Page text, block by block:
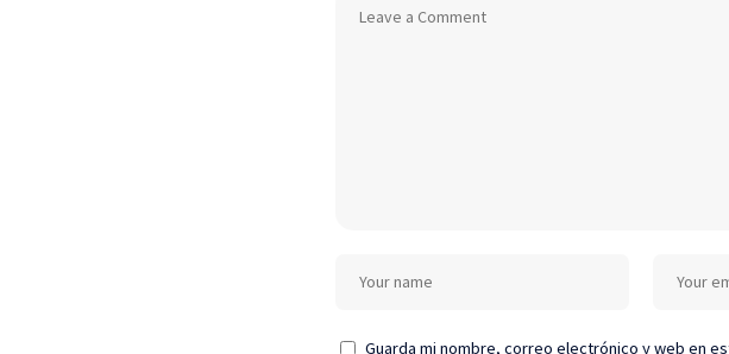
Guarda mi nombre, correo electrónico y web en